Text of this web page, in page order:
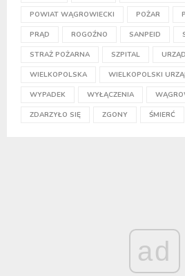
POWIAT WĄGROWIECKI POŻAR
PRĄD ROGOŹNO SANPEID
STRAŻ POŻARNA SZPITAL
WIELKOPOLSKA WIELKOPOLSKI
WYPADEK WYŁĄCZENIA
ZDARZYŁO SIĘ ZGONY ŚMIERĆ
ad